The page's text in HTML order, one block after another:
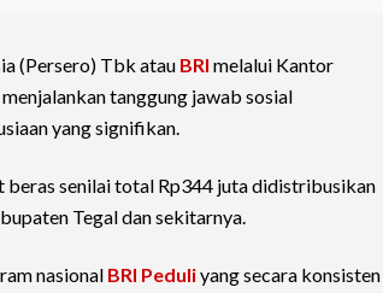
(Persero) Tbk atau BRI melalui Kantor
tanggung jawab sosial
yang signifikan.
senilai total Rp344 juta didistribusikan
Tegal dan sekitarnya.
nasional BRI Peduliyang secara konsisten